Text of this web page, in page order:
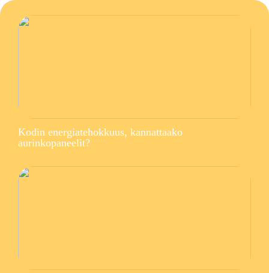
Kodin energiatehokkuus, kannattaako
aurinkopaneelit?